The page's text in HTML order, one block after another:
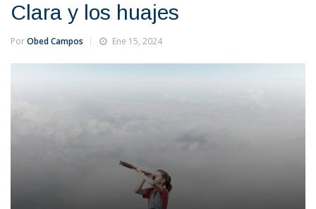
Clara y los huajes
PorObed Campos Ene 15, 2024